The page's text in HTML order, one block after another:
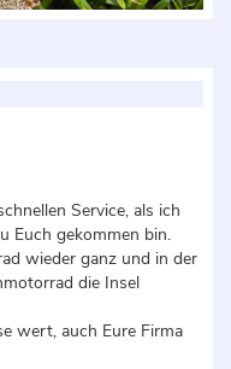
Service, als ich
Euch gekommen bin.
wieder ganz und in der
die Insel
wert, auch Eure Firma